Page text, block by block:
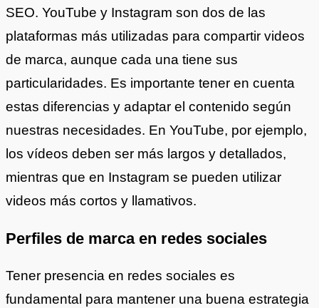
SEO. YouTube y Instagram son dos de las
plataformas más utilizadas para compartir videos
de marca, aunque cada una tiene sus
particularidades. Es importante tener en cuenta
estas diferencias y adaptar el contenido según
nuestras necesidades. En YouTube, por ejemplo,
los vídeos deben ser más largos y detallados,
mientras que en Instagram se pueden utilizar
videos más cortos y llamativos.
Perfiles de marca en redes sociales
Tener presencia en redes sociales es
fundamental para mantener una buena estrategia